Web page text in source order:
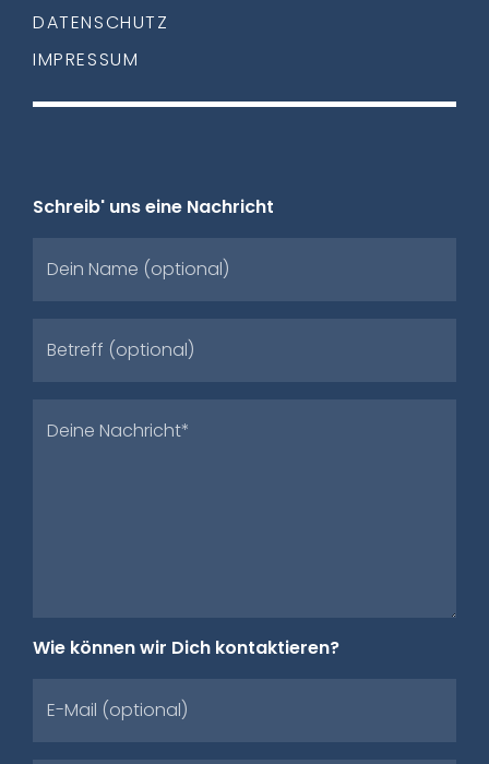
Schreib' uns eine Nachricht
Dein Name (optional)
Betreff (optional)
Deine Nachricht*
Wie können wir Dich kontaktieren?
E-Mail (optional)
DATENSCHUTZ
IMPRESSUM